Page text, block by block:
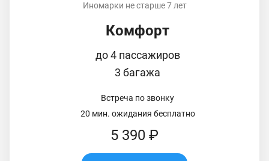
Иномарки не старше 7 лет
Комфорт
до 4 пассажиров
3 багажа
Встреча по звонку
20 мин. ожидания бесплатно
5 390 ₽